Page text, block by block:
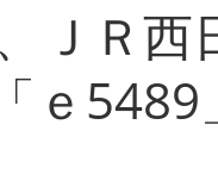
ＪＲ
ｅ